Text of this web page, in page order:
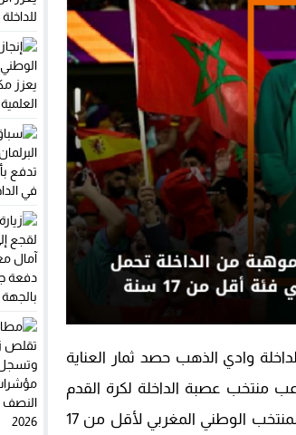
سبع مذكرات بحث
حياة المرضى ليست مجالا للاستهتار
في العيون قبل جلسة مجلس الأمن
الشغل.. والمؤشرات الوطنية تبعث على التفاؤل
وادي الذهب حصد ثمار العناية
منتخب عصبة الداخلة لكرة القدم
داخل القاعة، يحيى الكرش، للالتحاق بالمعسكر الإعدادي للمنتخب الوطني المغربي لأقل من 17